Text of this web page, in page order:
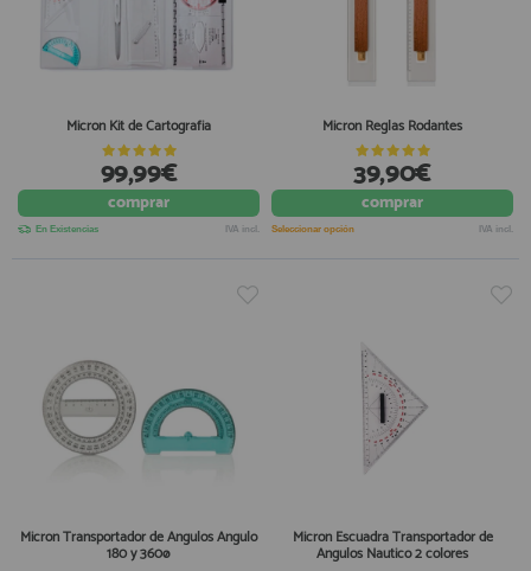
Micron Kit de Cartografia
99,99€
comprar
En Existencias IVA incl.
Micron Reglas Rodantes
39,90€
comprar
Seleccionar opción IVA incl.
Micron Transportador de Angulos Angulo
180 y 360ø
Micron Escuadra Transportador de
Angulos Nautico 2 colores